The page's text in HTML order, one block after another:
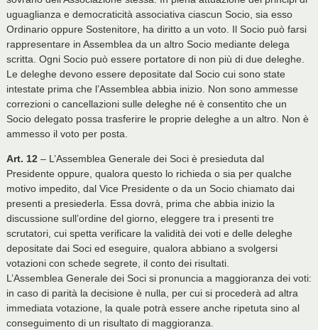
uguaglianza e democraticità associativa ciascun Socio, sia esso
Ordinario oppure Sostenitore, ha diritto a un voto. Il Socio può farsi
rappresentare in Assemblea da un altro Socio mediante delega
scritta. Ogni Socio può essere portatore di non più di due deleghe.
Le deleghe devono essere depositate dal Socio cui sono state
intestate prima che l’Assemblea abbia inizio. Non sono ammesse
correzioni o cancellazioni sulle deleghe né è consentito che un
Socio delegato possa trasferire le proprie deleghe a un altro. Non è
ammesso il voto per posta.
Art. 12– L’Assemblea Generale dei Soci è presieduta dal
Presidente oppure, qualora questo lo richieda o sia per qualche
motivo impedito, dal Vice Presidente o da un Socio chiamato dai
presenti a presiederla. Essa dovrà, prima che abbia inizio la
discussione sull’ordine del giorno, eleggere tra i presenti tre
scrutatori, cui spetta verificare la validità dei voti e delle deleghe
depositate dai Soci ed eseguire, qualora abbiano a svolgersi
votazioni con schede segrete, il conto dei risultati.
L’Assemblea Generale dei Soci si pronuncia a maggioranza dei voti:
in caso di parità la decisione è nulla, per cui si procederà ad altra
immediata votazione, la quale potrà essere anche ripetuta sino al
conseguimento di un risultato di maggioranza.